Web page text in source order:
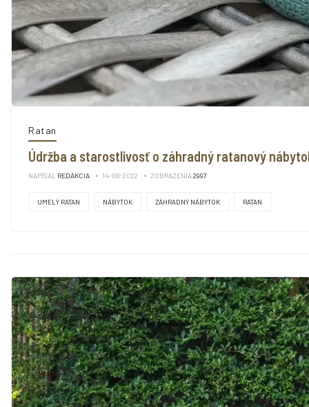
Ratan
Údržba a starostlivosť o záhradný ratanový
NAPÍSAL REDAKCIA 14-08-2022 ZOBRAZENIA2997
UMELÝ RATAN NÁBYTOK ZÁHRADNÝ NÁBYTOK RATAN